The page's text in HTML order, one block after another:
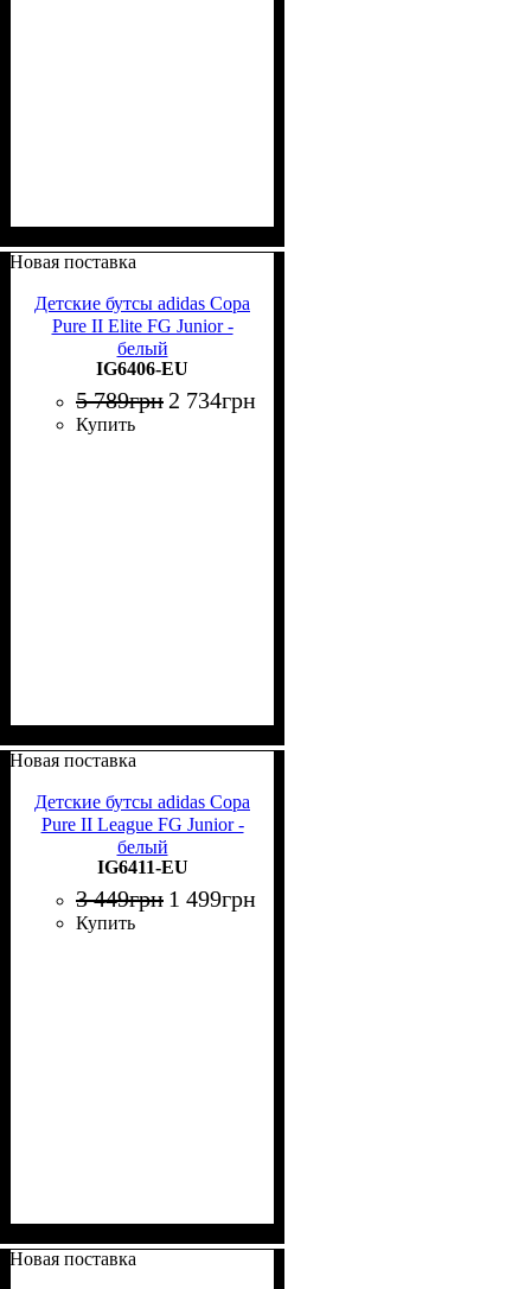
Новая поставка
Детские бутсы adidas Copa
Pure II Elite FG Junior -
белый
IG6406-EU
5 789грн 2 734грн
Купить
Новая поставка
Детские бутсы adidas Copa
Pure II League FG Junior -
белый
IG6411-EU
3 449грн 1 499грн
Купить
Новая поставка